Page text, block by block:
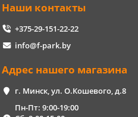
Наши контакты
+375-29-151-22-22
info@f-park.by
Адрес нашего магазина
г. Минск, ул. О.Кошевого, д.8
Пн-Пт: 9:00-19:00